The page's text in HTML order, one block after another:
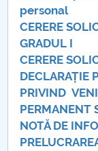
personal
CERERE
GRADUL I
CERERE
DECLARAȚIE
PRIVIND
PERMANENT
NOTĂ DE